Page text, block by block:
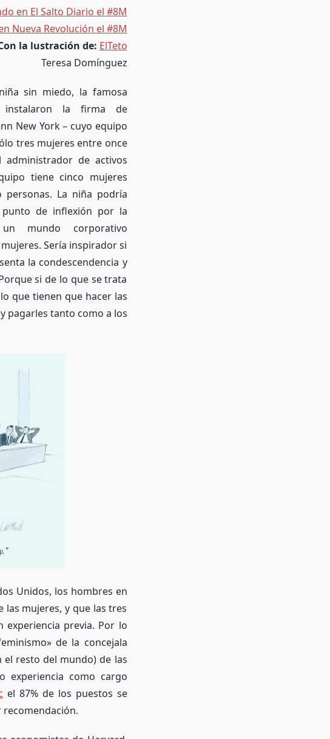
en El Salto Diario el #8M
Nueva Revolución el #8M
la lustración de: ElTeto
Teresa Domínguez
sin miedo, la famosa
instalaron la firma de
New York – cuyo equipo
tres mujeres entre once
administrador de activos
tiene cinco mujeres
personas. La niña podría
de inflexión por la
mundo corporativo
Sería inspirador si
la condescendencia y
si de lo que se trata
que tienen que hacer las
pagarles tanto como a los
Unidos, los hombres en
las mujeres, y que las tres
previa. Por lo
de la concejala
el resto del mundo) de las
experiencia como cargo
el 87% de los puestos se